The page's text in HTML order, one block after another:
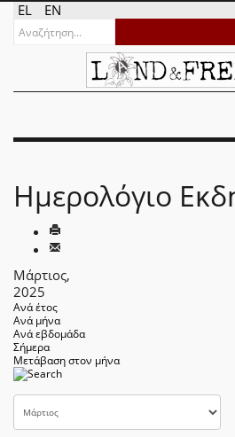
EL EN
Ημερολόγιο
Μάρτιος,
2025
Ανά έτος
Ανά μήνα
Ανά εβδομάδα
Σήμερα
Μετάβαση στον μήνα